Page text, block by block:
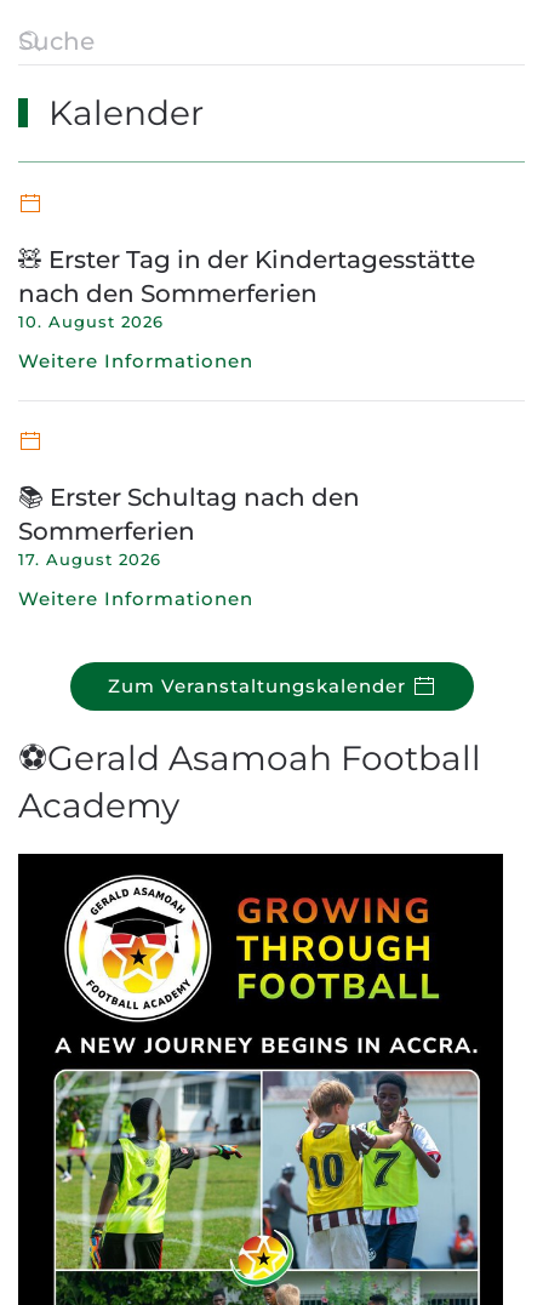
Kalender
🧸 Erster Tag in der Kindertagesstätte
nach den Sommerferien
10. August 2026
Weitere Informationen
📚 Erster Schultag nach den
Sommerferien
17. August 2026
Weitere Informationen
Zum Veranstaltungskalender
⚽Gerald Asamoah Football
Academy